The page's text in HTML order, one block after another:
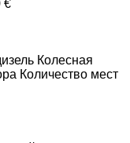
€
Колесная
Количество мест